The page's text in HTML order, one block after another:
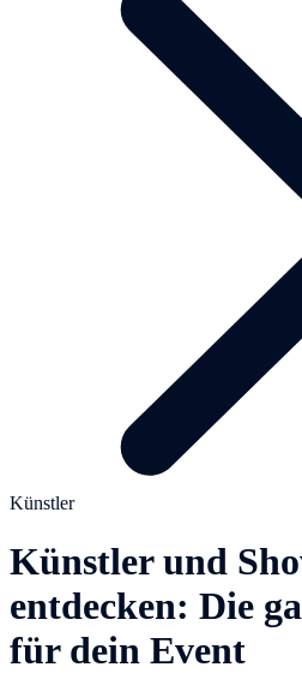
Künstler
Künstler und
entdecken: Die
für dein Event